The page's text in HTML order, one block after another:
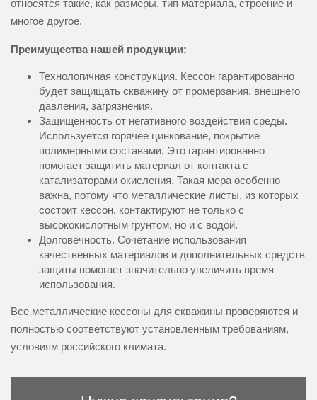
относятся такие, как размеры, тип материала, строение и
многое другое.
Преимущества нашей продукции:
Технологичная конструкция. Кессон гарантированно
будет защищать скважину от промерзания, внешнего
давления, загрязнения.
Защищенность от негативного воздействия среды.
Используется горячее цинкование, покрытие
полимерными составами. Это гарантированно
помогает защитить материал от контакта с
катализаторами окисления. Такая мера особенно
важна, потому что металлические листы, из которых
состоит кессон, контактируют не только с
высококислотным грунтом, но и с водой.
Долговечность. Сочетание использования
качественных материалов и дополнительных средств
защиты помогает значительно увеличить время
использования.
Все металлические кессоны для скважины проверяются и
полностью соответствуют установленным требованиям,
условиям российского климата.